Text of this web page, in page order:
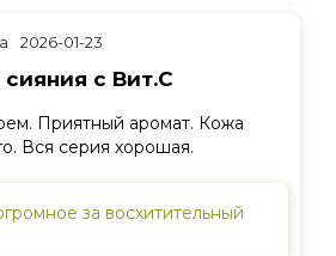
2026-01-23
с Вит.С
Приятный аромат. Кожа
Вся серия хорошая.
за восхитительный